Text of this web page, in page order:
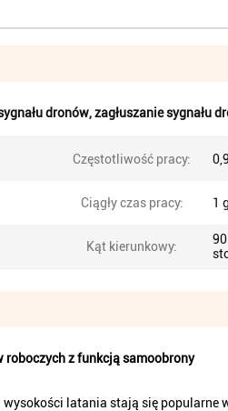
dronów,zagłuszanie sygnału
Częstotliwość pracy:
Ciągły czas pracy: 1
Kąt kierunkowy:
roboczych z funkcją samoobrony
wysokości latania stają się